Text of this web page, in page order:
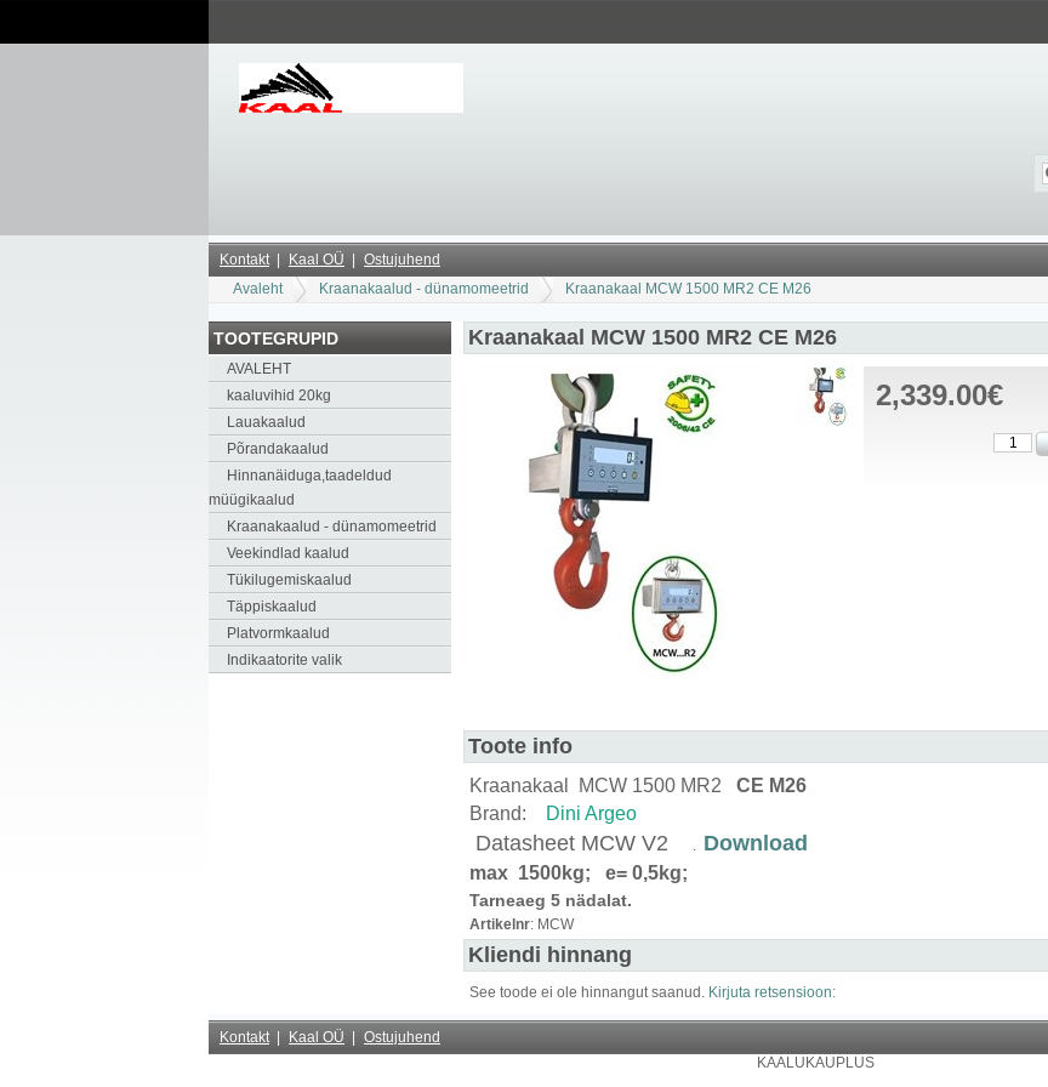
Kontakt Kaal OÜ
Ostujuhend
Avaleht
Kraanakaalud - dünamomeetrid Kraanakaal MCW 1500 MR2 CE M26
TOOTEGRUPID
AVALEHT
kaaluvihid 20kg
Lauakaalud
Põrandakaalud
Hinnanäiduga,taadeldud
müügikaalud
Kraanakaalud - dünamomeetrid
Veekindlad kaalud
Tükilugemiskaalud
Täppiskaalud
Platvormkaalud
Indikaatorite valik
Kraanakaal MCW 1500 MR2 CE M26
2,339.00€
Toote info
Kraanakaal MCW 1500 MR2 CE M26
Brand:
Dini Argeo
Datasheet MCW V2 . Download
max 1500kg; e= 0,5kg;
Tarneaeg 5 nädalat.
Artikelnr: MCW
Kliendi hinnang
See toode ei ole hinnangut saanud. Kirjuta retsensioon:
Kontakt Kaal OÜ
Ostujuhend
KAALUKAUPLUS